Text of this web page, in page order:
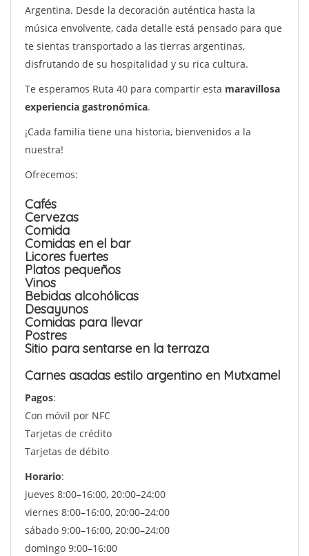
Argentina. Desde la decoración auténtica hasta la
música envolvente, cada detalle está pensado para que
te sientas transportado a las tierras argentinas,
disfrutando de su hospitalidad y su rica cultura.
Te esperamos Ruta 40 para compartir esta maravillosa
experiencia gastronómica.
¡Cada familia tiene una historia, bienvenidos a la
nuestra!
Ofrecemos:
Cafés
Cervezas
Comida
Comidas en el bar
Licores fuertes
Platos pequeños
Vinos
Bebidas alcohólicas
Desayunos
Comidas para llevar
Postres
Sitio para sentarse en la terraza
Carnes asadas estilo argentino en Mutxamel
Pagos:
Con móvil por NFC
Tarjetas de crédito
Tarjetas de débito
Horario:
jueves 8:00–16:00, 20:00–24:00
viernes 8:00–16:00, 20:00–24:00
sábado 9:00–16:00, 20:00–24:00
domingo 9:00–16:00